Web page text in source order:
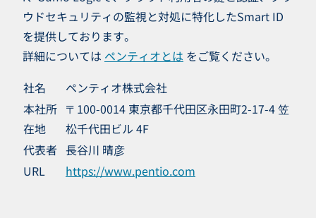
ウドセキュリティの監視と対処に特化したSmart ID
を提供しております。
詳細については ペンティオとは をご覧ください。
社名
ペンティオ株式会社
本社所
在地
〒100-0014 東京都千代田区永田町2-17-4 笠
松千代田ビル 4F
代表者 長谷川 晴彦
URL
https://www.pentio.com